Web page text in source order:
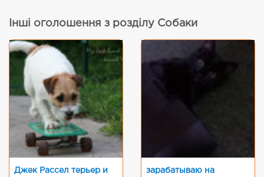
Інші оголошення з розділу Собаки
Джек Рассел терьер и зарабатываю на